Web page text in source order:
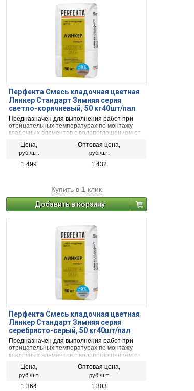
Перфекта Смесь кладочная цветная
Линкер Стандарт Зимняя серия
светло-коричневый, 50 кг40шт/пал
Предназначен для выполнения работ при
отрицательных температурах по монтажу
кладочных элементов с водопоглощением от
облицовочный керамический кирпич, рядовой
керамический и плотный силикатный кирпич,
кирпичи или блоки из бетона и натурального
Цена,
руб./шт.
Оптовая цена,
руб./шт.
1 499 1 432
Купить в 1 клик
Добавить в корзину
Перфекта Смесь кладочная цветная
Линкер Стандарт Зимняя серия
серебристо-серый, 50 кг40шт/пал
Предназначен для выполнения работ при
отрицательных температурах по монтажу
кладочных элементов с водопоглощением от
облицовочный керамический кирпич, рядовой
керамический и плотный силикатный кирпич,
кирпичи или блоки из бетона и натурального
Цена,
руб./шт.
Оптовая цена,
руб./шт.
1 364 1 303